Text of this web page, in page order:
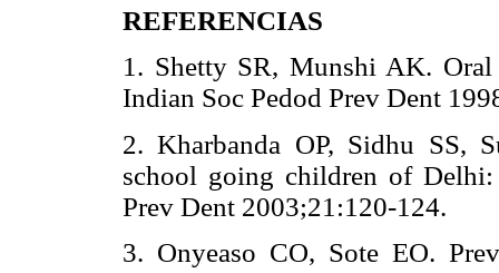
REFERENCIAS
1. Shetty SR, Munshi AK.
Indian Soc Pedod Prev Dent
2. Kharbanda OP, Sidhu SS,
school going children of Delhi:
Prev Dent 2003;21:120-
3. Onyeaso CO, Sote EO.